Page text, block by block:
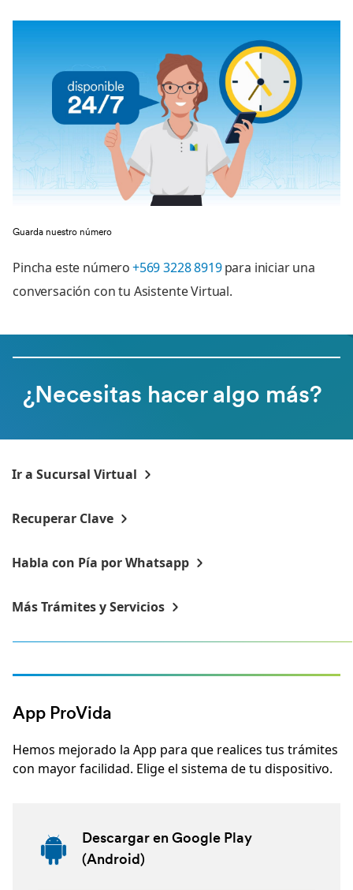
Guarda nuestro número
Pincha este número+569 3228 8919para iniciar una
conversación con tu Asistente Virtual.
¿Necesitas hacer algo más?
Ir a Sucursal Virtual
Recuperar Clave
Habla con Pía por Whatsapp
Más Trámites y Servicios
App ProVida
Hemos mejorado la App para que realices tus trámites
con mayor facilidad. Elige el sistema de tu dispositivo.
Descargar en Google Play
(Android)